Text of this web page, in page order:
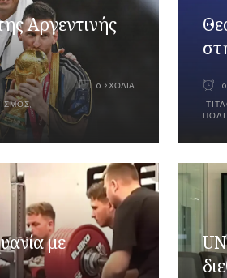
Αργεντινής
0 ΣΧΌΛΙΑ
με